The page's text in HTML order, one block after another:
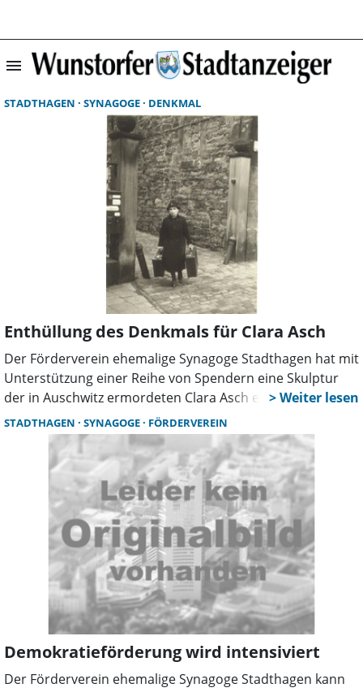
menu
STADTHAGEN SYNAGOGE DENKMAL
Enthüllung des Denkmals für Clara Asch
Der Förderverein ehemalige Synagoge Stadthagen hat mit
Unterstützung einer Reihe von Spendern eine Skulptur
der in Auschwitz ermordeten Clara Asch erstellt. Das
Denkmal soll an das Schicksal der in Schaumburg und
Stadthagen verfolgten Juden erinnern, es wird am 5. Mai
erstmals öffentlich präsentiert.
STADTHAGEN SYNAGOGE FÖRDERVEREIN
Demokratieförderung wird intensiviert
Der Förderverein ehemalige Synagoge Stadthagen kann